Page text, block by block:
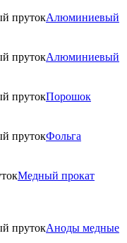
Алюминиевый
Алюминиевый
Порошок
Фольга
Медный прокат
Аноды медные